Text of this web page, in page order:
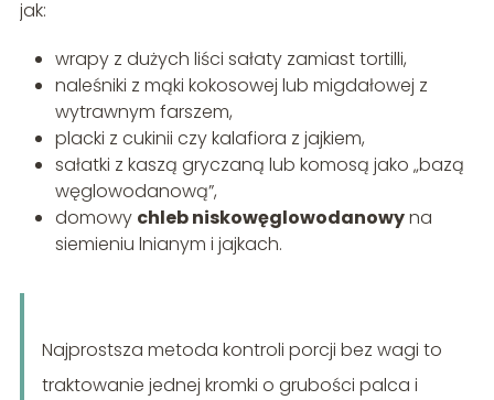
jak:
wrapy z dużych liści sałaty zamiast tortilli,
naleśniki z mąki kokosowej lub migdałowej z
wytrawnym farszem,
placki z cukinii czy kalafiora z jajkiem,
sałatki z kaszą gryczaną lub komosą jako „bazą
węglowodanową”,
domowy chleb niskowęglowodanowyna
siemieniu lnianym i jajkach.
Najprostsza metoda kontroli porcji bez wagi to
traktowanie jednej kromki o grubości palca i